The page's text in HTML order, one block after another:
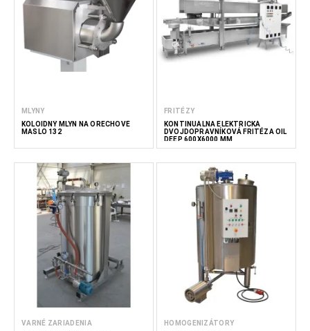
MLYNY
KOLOIDNÝ MLYN NA ORECHOVÉ
MASLO 132
FRITÉZY
KONTINUÁLNA ELEKTRICKÁ
DVOJDOPRAVNÍKOVÁ FRITÉZA OIL
DEEP 600X6000 MM
VARNÉ ZARIADENIA
HOMOGENIZÁTORY